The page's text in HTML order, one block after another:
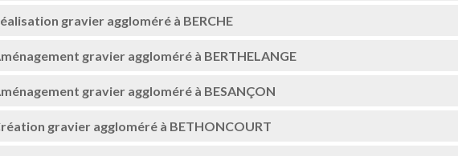
gravier aggloméré à BERCHE
gravier aggloméré à BERTHELANGE
gravier aggloméré à BESANÇON
gravier aggloméré à BETHONCOURT